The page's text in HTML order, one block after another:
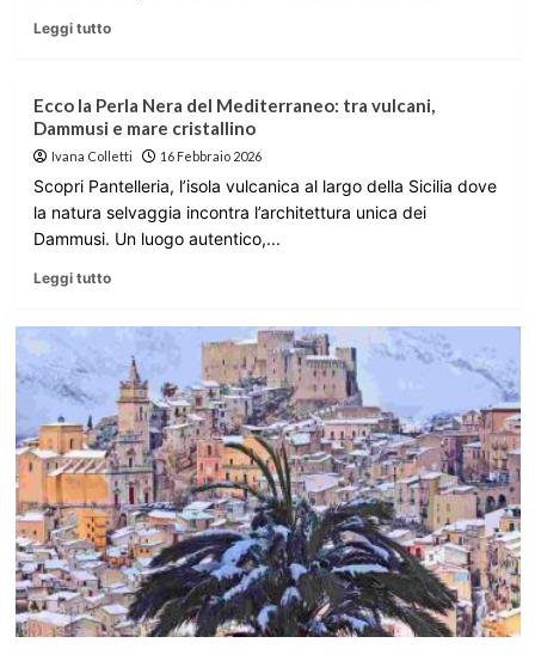
Leggi tutto
Ecco la Perla Nera del Mediterraneo: tra vulcani,
Dammusi e mare cristallino
Ivana Colletti 16 Febbraio 2026
Scopri Pantelleria, l’isola vulcanica al largo della Sicilia dove
la natura selvaggia incontra l’architettura unica dei
Dammusi. Un luogo autentico,...
Leggi tutto